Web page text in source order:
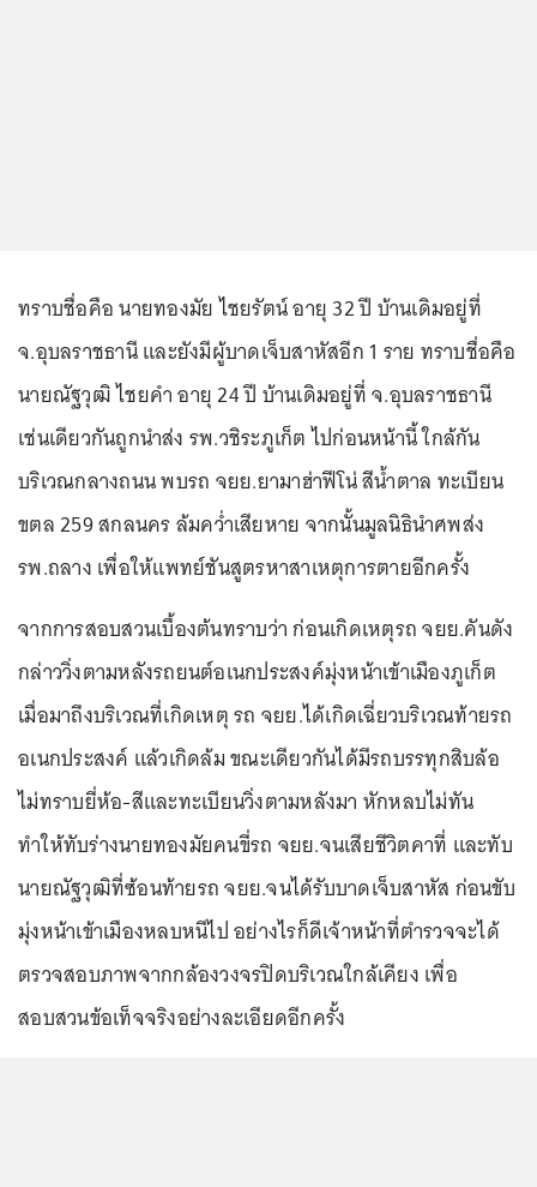
ทราบชื่อคือ นายทองมัย ไชยรัตน์ อายุ 32 ปี บ้านเดิมอยู่ที่
จ.อุบลราชธานี และยังมีผู้บาดเจ็บสาหัสอีก 1 ราย ทราบชื่อคือ
นายณัฐวุฒิ ไชยคำ อายุ 24 ปี บ้านเดิมอยู่ที่ จ.อุบลราชธานี
เช่นเดียวกันถูกนำส่ง รพ.วชิระภูเก็ต ไปก่อนหน้านี้ ใกล้กัน
บริเวณกลางถนน พบรถ จยย.ยามาฮ่าฟีโน่ สีน้ำตาล ทะเบียน
ขตล 259 สกลนคร ล้มคว่ำเสียหาย จากนั้นมูลนิธินำศพส่ง
รพ.ถลาง เพื่อให้แพทย์ชันสูตรหาสาเหตุการตายอีกครั้ง
จากการสอบสวนเบื้องต้นทราบว่า ก่อนเกิดเหตุรถ จยย.คันดัง
กล่าววิ่งตามหลังรถยนต์อเนกประสงค์มุ่งหน้าเข้าเมืองภูเก็ต
เมื่อมาถึงบริเวณที่เกิดเหตุ รถ จยย.ได้เกิดเฉี่ยวบริเวณท้ายรถ
อเนกประสงค์ แล้วเกิดล้ม ขณะเดียวกันได้มีรถบรรทุกสิบล้อ
ไม่ทราบยี่ห้อ-สีและทะเบียนวิ่งตามหลังมา หักหลบไม่ทัน
ทำให้ทับร่างนายทองมัยคนขี่รถ จยย.จนเสียชีวิตคาที่ และทับ
นายณัฐวุฒิที่ซ้อนท้ายรถ จยย.จนได้รับบาดเจ็บสาหัส ก่อนขับ
มุ่งหน้าเข้าเมืองหลบหนีไป อย่างไรก็ดีเจ้าหน้าที่ตำรวจจะได้
ตรวจสอบภาพจากกล้องวงจรปิดบริเวณใกล้เคียง เพื่อ
สอบสวนข้อเท็จจริงอย่างละเอียดอีกครั้ง